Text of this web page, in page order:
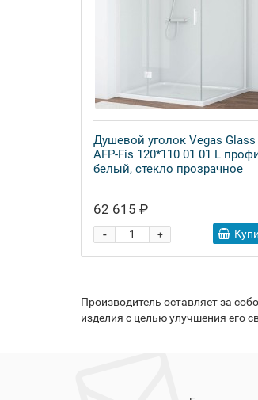
Душевой уголок Vegas Glass
AFP-Fis 120*110 01 01 L
белый, стекло прозрачное
62 615 ₽
+
-
Производитель оставляет за
изделия с целью улучшения его